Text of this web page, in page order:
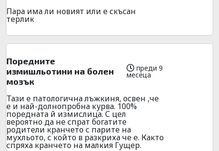
Пара има ли новият или е скъсан
терлик
Поредните
измишльотини на болен
мозък
преди 9
месеца
Тази е патологична лъжкиня, освен ,че
е и най-долнопробна курва. 100%
поредната й измислица. С цел
вероятно да не спрат богатите
родители кранчето с парите на
мухльото, с който в разкриха че е. Както
спряха кранчето на малкия Гущер.